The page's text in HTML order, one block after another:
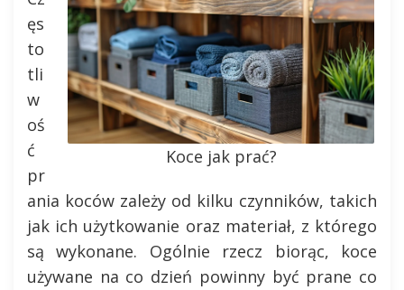
Koce jak prać?
ęs
to
tli
w
oś
ć
pr
ania koców zależy od kilku czynników, takich
jak ich użytkowanie oraz materiał, z którego
są wykonane. Ogólnie rzecz biorąc, koce
używane na co dzień powinny być prane co